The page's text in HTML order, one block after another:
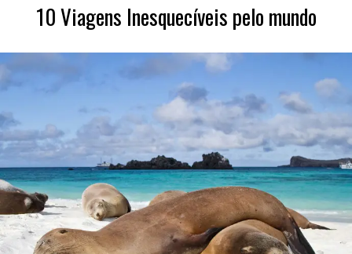
10 Viagens Inesquecíveis pelo mundo